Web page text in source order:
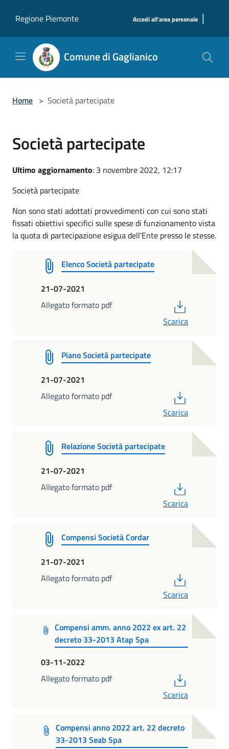
Regione Piemonte
Accedi all'area personale |
Comune di Gaglianico
Home > Società partecipate
Società partecipate
Ultimo aggiornamento: 3 novembre 2022, 12:17
Società partecipate
Non sono stati adottati provvedimenti con cui sono stati
fissati obiettivi specifici sulle spese di funzionamento vista
la quota di partecipazione esigua dell'Ente presso le stesse.
Elenco Società partecipate
21-07-2021
Allegato formato pdf
Scarica
Piano Società partecipate
21-07-2021
Allegato formato pdf
Scarica
Relazione Società partecipate
21-07-2021
Allegato formato pdf
Scarica
Compensi Società Cordar
21-07-2021
Allegato formato pdf
Scarica
Compensi amm. anno 2022 ex art. 22
decreto 33-2013 Atap Spa
03-11-2022
Allegato formato pdf
Scarica
Compensi anno 2022 art. 22 decreto
33-2013 Seab Spa